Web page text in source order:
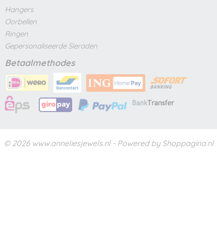
Hangers
Oorbellen
Ringen
Gepersonaliseerde Sieraden
Betaalmethodes
© 2026 www.anneliesjewels.nl - Powered by Shoppagina.nl